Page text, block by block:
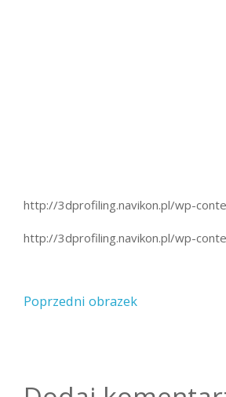
http://3dprofiling.navikon.pl/wp-
http://3dprofiling.navikon.pl/wp-
Poprzedni obrazek